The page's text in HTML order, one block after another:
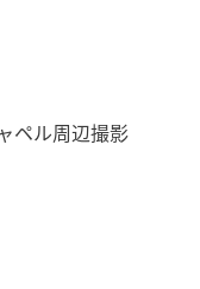
ペル周辺撮影